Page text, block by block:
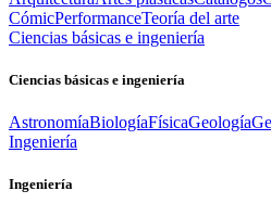
CómicPerformanceTeoría del arte
Ciencias básicas e ingeniería
Ciencias básicas e ingeniería
AstronomíaBiologíaFísicaGeología
Ingeniería
Ingeniería